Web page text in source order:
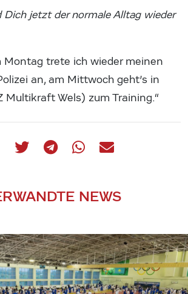
Dich jetzt der normale Alltag wieder
Montag trete ich wieder meinen
an, am Mittwoch geht’s in
Multikraft Wels) zum Training.“
NEWS